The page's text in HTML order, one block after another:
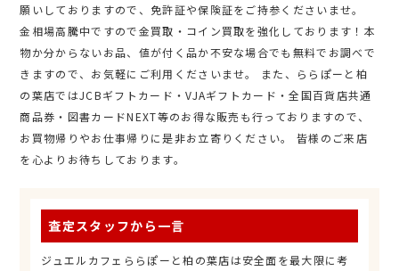
願いしておりますので、免許証や保険証をご持参くださいませ。
金相場高騰中ですので金買取・コイン買取を強化しております！本
物か分からないお品、値が付く品か不安な場合でも無料でお調べで
きますので、お気軽にご利用くださいませ。 また、ららぽーと柏
の葉店ではJCBギフトカード・VJAギフトカード・全国百貨店共通
商品券・図書カードNEXT等のお得な販売も行っておりますので、
お買物帰りやお仕事帰りに是非お立寄りください。 皆様のご来店
を心よりお待ちしております。
査定スタッフから一言
ジュエルカフェららぽーと柏の葉店は安全面を最大限に考